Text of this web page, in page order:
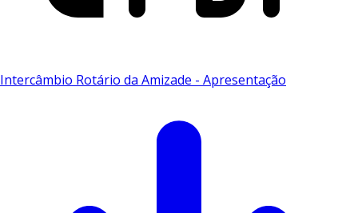
Intercâmbio Rotário da Amizade - Apresentação